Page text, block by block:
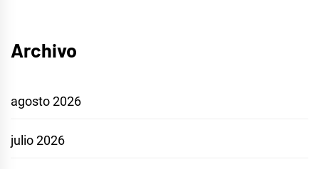
Archivo
agosto 2026
julio 2026